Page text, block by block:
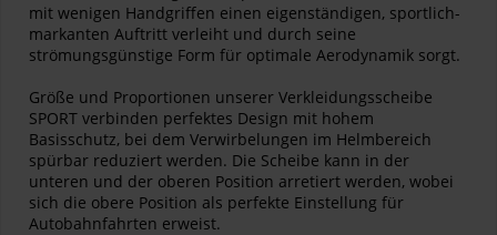
mit wenigen Handgriffen einen eigenständigen, sportlich-
markanten Auftritt verleiht und durch seine
strömungsgünstige Form für optimale Aerodynamik sorgt.
Größe und Proportionen unserer Verkleidungsscheibe
SPORT verbinden perfektes Design mit hohem
Basisschutz, bei dem Verwirbelungen im Helmbereich
spürbar reduziert werden. Die Scheibe kann in der
unteren und der oberen Position arretiert werden, wobei
sich die obere Position als perfekte Einstellung für
Autobahnfahrten erweist.